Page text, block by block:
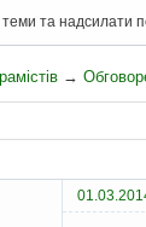
та надсилати
→